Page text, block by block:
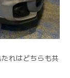
れはどちらも共